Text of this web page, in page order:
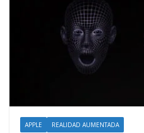
APPLE REALIDAD AUMENTADA